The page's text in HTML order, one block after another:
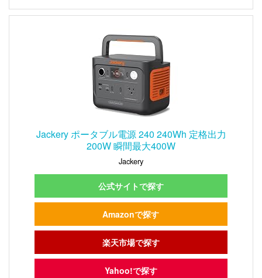
Jackery ポータブル電源 240 240Wh 定格出力
200W 瞬間最大400W
Jackery
公式サイトで探す
Amazonで探す
楽天市場で探す
Yahoo!で探す